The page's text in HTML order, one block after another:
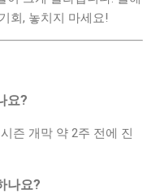
회, 놓치지 마세요!
요?
즌 개막 약 2주 전에 진
나요?